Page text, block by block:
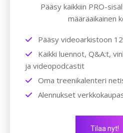
Pääsy kaikkiin PRO-
määräaikainen
Pääsy videoarkistoon
Kaikki luennot, Q&A:t,
ja videopodcastit
Oma treenikalenteri
Alennukset
Tilaa nyt!